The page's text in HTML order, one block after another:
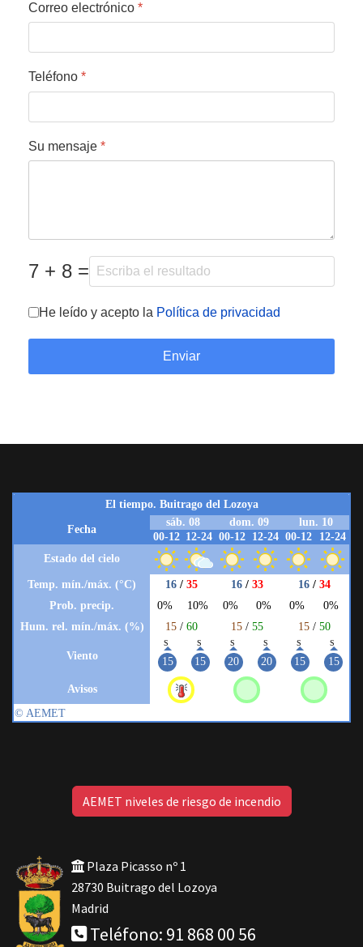
Correo electrónico *
Teléfono *
Su mensaje *
7 + 8 =
Términos del servicio*
He leído y acepto la Política de privacidad
Enviar
AEMET niveles de riesgo de incendio
Plaza Picasso nº 1
28730 Buitrago del Lozoya
Madrid
Teléfono: 91 868 00 56